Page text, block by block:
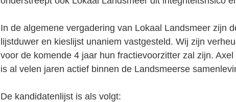
In de algemene vergadering van Lokaal Landsmeer zijn
lijstduwer en kieslijst unaniem vastgesteld. Wij zijn
voor de komende 4 jaar hun fractievoorzitter zal zijn.
is al velen jaren actief binnen de Landsmeerse
De kandidatenlijst is als volgt: